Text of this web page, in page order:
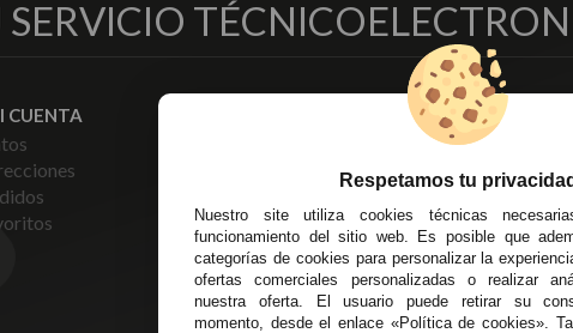
TÉCNICO
CUENTA
Entregas y Devoluciones
Pago Seguro
Terminos y
Condiciones Generales
Políticas de Cookies
Écija - Sevilla
Av. Plaza de
Córdoba
C/ Ingeniero
Alzira -
C/ Esplugues,
Respetamos tu privacidad
Nuestro site utiliza cookies técnicas
funcionamiento del sitio web. Es posible que
categorías de cookies para personalizar la
ofertas comerciales personalizadas o realizar
nuestra oferta. El usuario puede retirar su
momento, desde el enlace «Política de cookies».